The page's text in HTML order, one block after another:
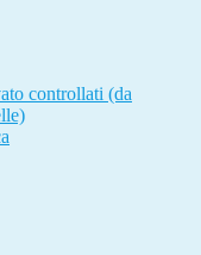
controllati (da